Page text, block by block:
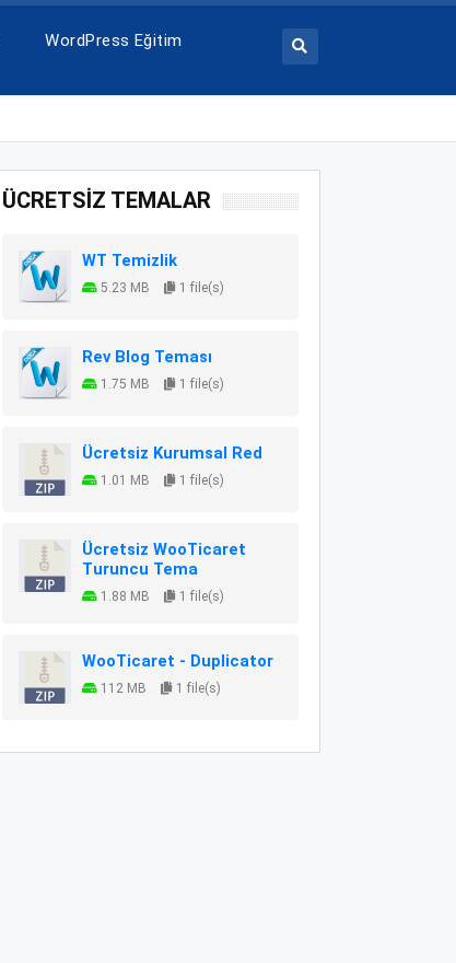
WordPress Eğitim
ÜCRETSİZ TEMALAR
WT Temizlik
5.23 MB 1 file(s)
Rev Blog Teması
1.75 MB 1 file(s)
Ücretsiz Kurumsal Red
1.01 MB 1 file(s)
Ücretsiz WooTicaret
Turuncu Tema
1.88 MB 1 file(s)
WooTicaret - Duplicator
112 MB 1 file(s)